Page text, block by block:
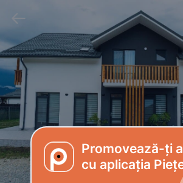

Promovează-ți
cu aplicația